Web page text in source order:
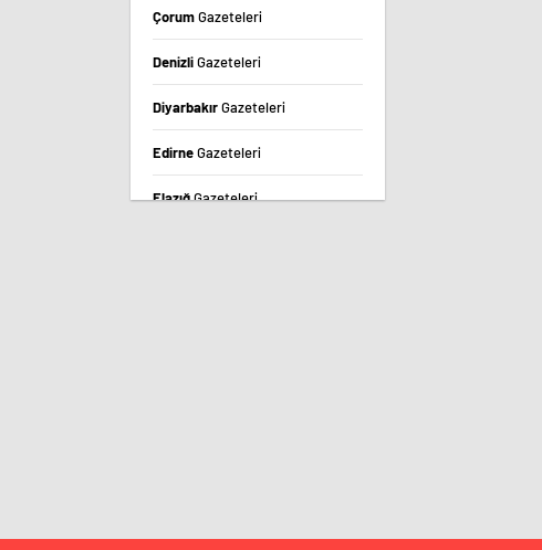
ÇorumGazeteleri
DenizliGazeteleri
DiyarbakırGazeteleri
EdirneGazeteleri
ElazığGazeteleri